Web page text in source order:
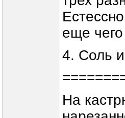
еще
4. Соль
На